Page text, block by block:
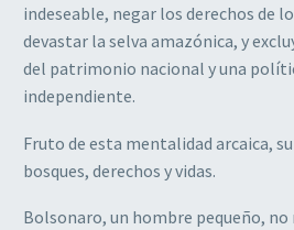
indeseable, negar los derechos de
devastar la selva amazónica, y
del patrimonio nacional y una
independiente.
Fruto de esta mentalidad arcaica,
bosques, derechos y vidas.
Bolsonaro, un hombre pequeño,